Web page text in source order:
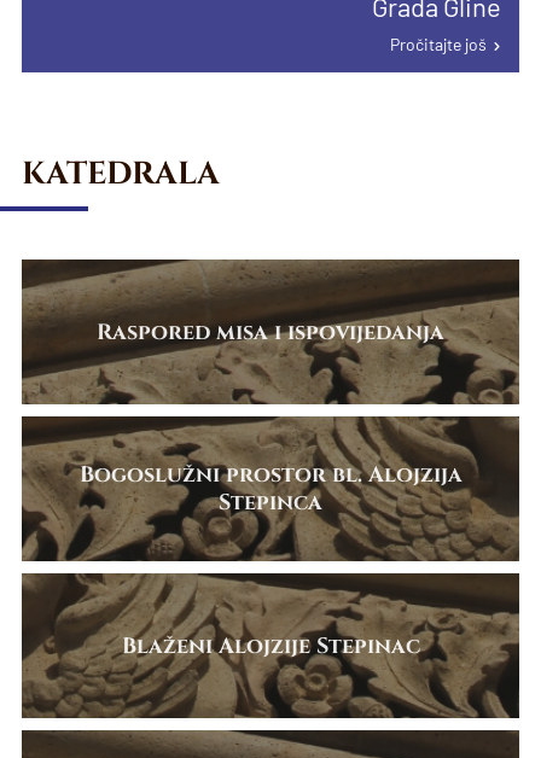
Grada Gline
Pročitajte još
proglašenju papinske manje bazilike u
Karlovcu
Pročitajte još
Pročitajte još
KATEDRALA
Raspored misa i ispovijedanja
Bogoslužni prostor bl. Alojzija
Stepinca
Blaženi Alojzije Stepinac